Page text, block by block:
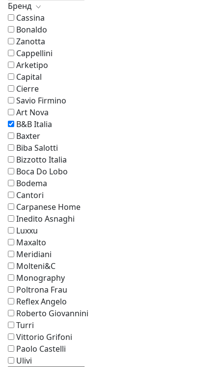
Бренд
Cassina
Bonaldo
Zanotta
Cappellini
Arketipo
Capital
Cierre
Savio Firmino
Art Nova
B&B Italia
Baxter
Biba Salotti
Bizzotto Italia
Boca Do Lobo
Bodema
Cantori
Carpanese Home
Inedito Asnaghi
Luxxu
Maxalto
Meridiani
Molteni&C
Monography
Poltrona Frau
Reflex Angelo
Roberto Giovannini
Turri
Vittorio Grifoni
Paolo Castelli
Ulivi